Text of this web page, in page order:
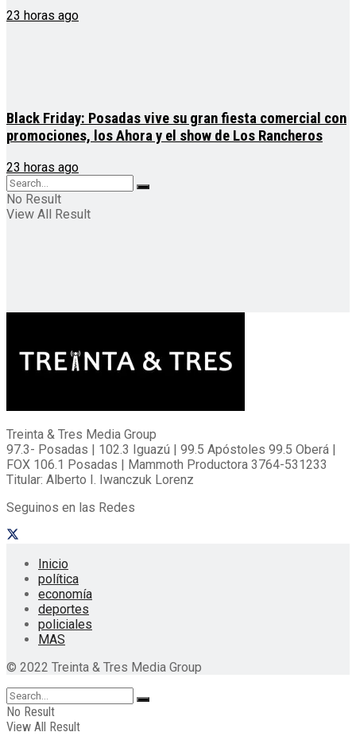
23 horas ago
Black Friday: Posadas vive su gran fiesta comercial con
promociones, los Ahora y el show de Los Rancheros
23 horas ago
No Result
View All Result
Treinta & Tres Media Group
97.3- Posadas | 102.3 Iguazú | 99.5 Apóstoles 99.5 Oberá |
FOX 106.1 Posadas | Mammoth Productora 3764-531233
Titular: Alberto I. Iwanczuk Lorenz
Seguinos en las Redes
Inicio
política
economía
deportes
policiales
MAS
© 2022 Treinta & Tres Media Group
No Result
View All Result